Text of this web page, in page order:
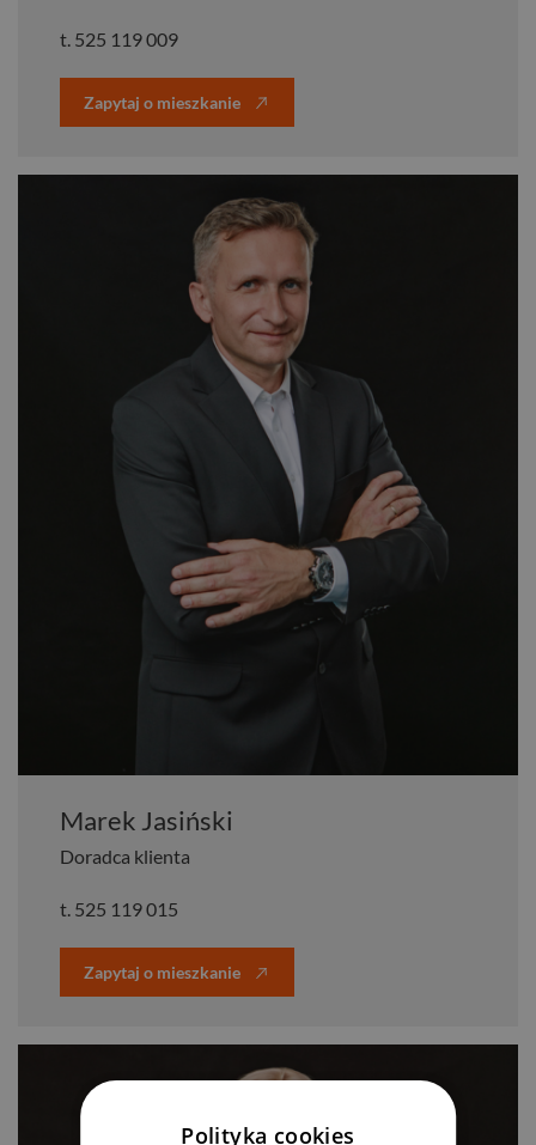
t. 525 119 009
Zapytaj o mieszkanie
Marek Jasiński
Doradca klienta
t. 525 119 015
Zapytaj o mieszkanie
Polityka cookies